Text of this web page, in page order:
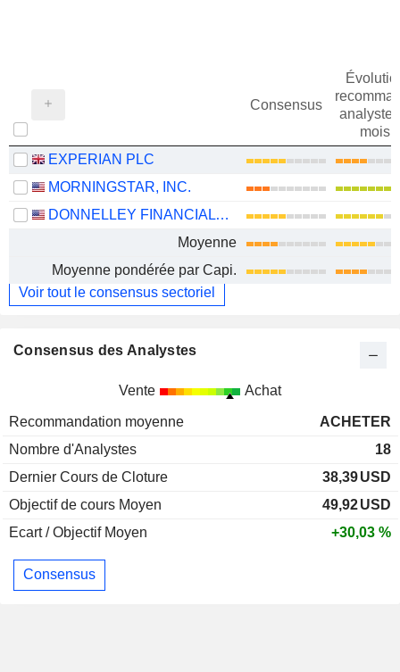
Consensus
mois
EXPERIAN PLC
MORNINGSTAR, INC.
DONNELLEY FINANCIAL SOLUTIONS, INC.
Moyenne
Moyenne pondérée par Capi.
Voir tout le consensus sectoriel
Consensus des Analystes
Vente Achat
Recommandation moyenne
ACHETER
Nombre d'Analystes
18
Dernier Cours de Cloture
38,39USD
Objectif de cours Moyen
49,92USD
Ecart / Objectif Moyen
+30,03 %
Consensus